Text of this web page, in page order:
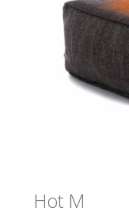
Hot M